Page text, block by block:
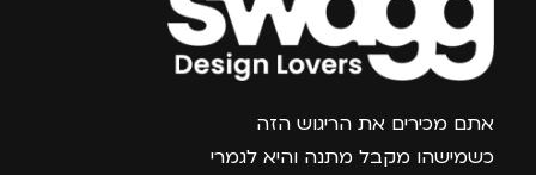
צרפו אותי למועדון
אתם מכירים את הריגוש הזה
כשמישהו מקבל מתנה והיא לגמרי